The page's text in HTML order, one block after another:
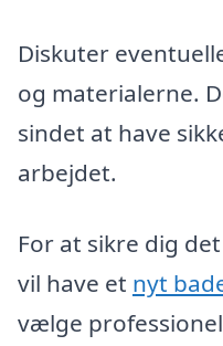
Diskuter
og materialerne.
sindet at have
arbejdet.
For at sikre dig
vil have et nyt
vælge